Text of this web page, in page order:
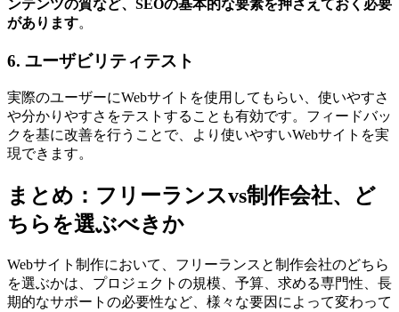
ンテンツの質など、SEOの基本的な要素を押さえておく必要
があります。
6. ユーザビリティテスト
実際のユーザーにWebサイトを使用してもらい、使いやすさ
や分かりやすさをテストすることも有効です。フィードバッ
クを基に改善を行うことで、より使いやすいWebサイトを実
現できます。
まとめ：フリーランスvs制作会社、ど
ちらを選ぶべきか
Webサイト制作において、フリーランスと制作会社のどちら
を選ぶかは、プロジェクトの規模、予算、求める専門性、長
期的なサポートの必要性など、様々な要因によって変わって